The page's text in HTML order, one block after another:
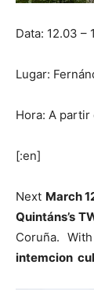
Data: 12.03 –
Lugar:
Hora: A partir
[:en]
Next March
Quintáns’s
Coruña.
intemcion